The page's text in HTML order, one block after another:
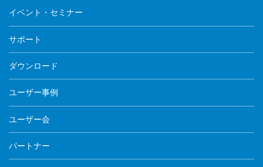
イベント・セミナー
サポート
ダウンロード
ユーザー事例
ユーザー会
パートナー